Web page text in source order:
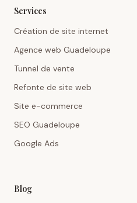
Services
Création de site internet
Agence web Guadeloupe
Tunnel de vente
Refonte de site web
Site e-commerce
SEO Guadeloupe
Google Ads
Blog